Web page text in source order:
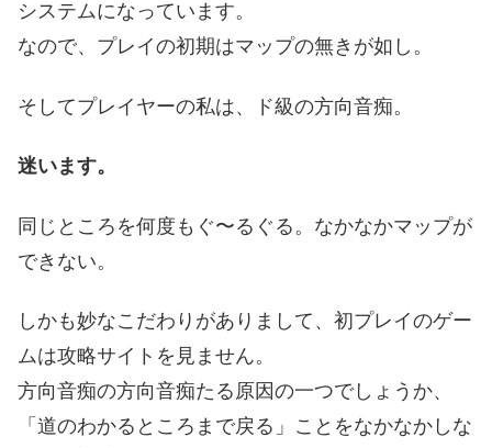
システムになっています。
なので、プレイの初期はマップの無きが如し。
そしてプレイヤーの私は、ド級の方向音痴。
迷います。
同じところを何度もぐ〜るぐる。なかなかマップが
できない。
しかも妙なこだわりがありまして、初プレイのゲー
ムは攻略サイトを見ません。
方向音痴の方向音痴たる原因の一つでしょうか、
「道のわかるところまで戻る」ことをなかなかしな